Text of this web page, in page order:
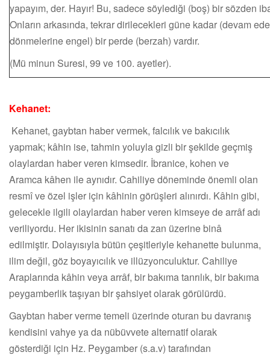
yapayım, der. Hayır! Bu, sadece söylediği (boş) bir sözden
Onların arkasında, tekrar dirilecekleri güne kadar (devam
dönmelerine engel) bir perde (berzah) vardır.
(Mü minun Suresi, 99 ve 100. ayetler).
Kehanet:
Kehanet, gaybtan haber vermek, falcılık ve bakıcılık
yapmak; kâhin ise, tahmin yoluyla gizli bir şekilde geçmiş
olaylardan haber veren kimsedir. İbranice, kohen ve
Aramca kâhen ile aynıdır. Cahiliye döneminde önemli olan
resmî ve özel işler için kâhinin görüşleri alınırdı. Kâhin gibi,
gelecekle ilgili olaylardan haber veren kimseye de arrâf adı
veriliyordu. Her ikisinin sanatı da zan üzerine binâ
edilmiştir. Dolayısıyla bütün çeşitleriyle kehanette bulunma,
ilim değil, göz boyayıcılık ve illüzyonculuktur. Cahiliye
Araplarında kâhin veya arrâf, bir bakıma tanrılık, bir bakıma
peygamberlik taşıyan bir şahsiyet olarak görülürdü.
Gaybtan haber verme temeli üzerinde oturan bu davranış
kendisini vahye ya da nübüvvete alternatif olarak
gösterdiği için Hz. Peygamber (s.a.v) tarafından